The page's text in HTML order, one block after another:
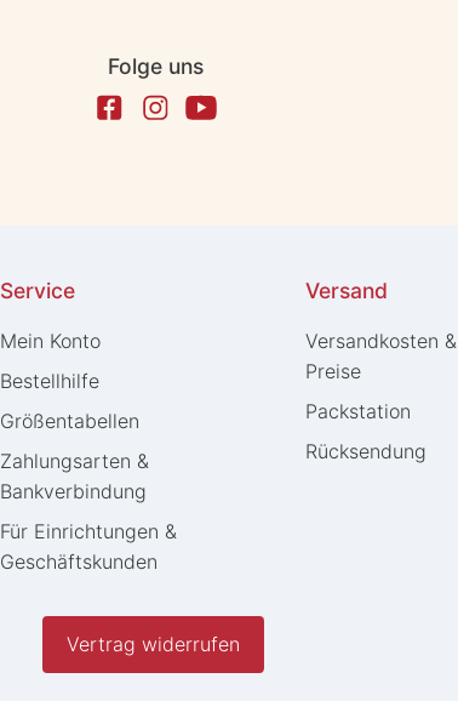
Folge uns
Service
Mein Konto
Bestellhilfe
Größentabellen
Zahlungsarten &
Bankverbindung
Für Einrichtungen &
Geschäftskunden
Versand
Versandkosten &
Preise
Packstation
Rücksendung
Vertrag widerrufen